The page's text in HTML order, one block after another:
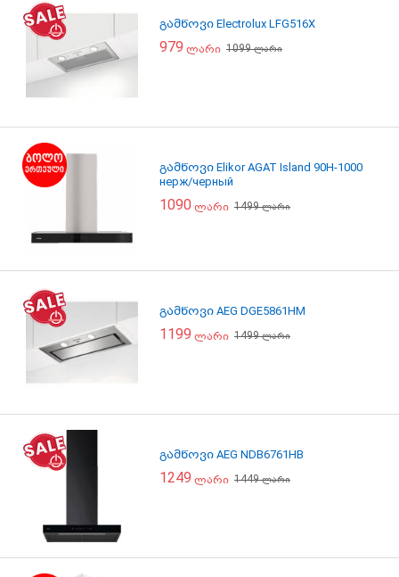
გამწოვი Electrolux LFG516X
979 ლარი 1099ლარი
გამწოვი Elikor AGAT Island 90Н-1000
нерж/черный
1090 ლარი 1499ლარი
გამწოვი AEG DGE5861HM
1199 ლარი 1499ლარი
გამწოვი AEG NDB6761HB
1249 ლარი 1449ლარი